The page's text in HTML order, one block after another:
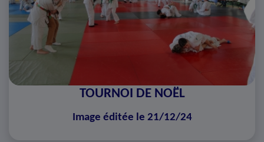
TOURNOI DE NOËL
Image éditée le 21/12/24